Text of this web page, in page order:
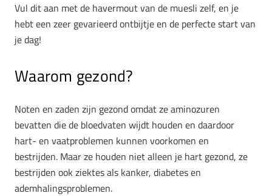
Vul dit aan met de havermout van de muesli zelf, en je
hebt een zeer gevarieerd ontbijtje en de perfecte start van
je dag!
Waarom gezond?
Noten en zaden zijn gezond omdat ze aminozuren
bevatten die de bloedvaten wijdt houden en daardoor
hart- en vaatproblemen kunnen voorkomen en
bestrijden. Maar ze houden niet alleen je hart gezond, ze
bestrijden ook ziektes als kanker, diabetes en
ademhalingsproblemen.